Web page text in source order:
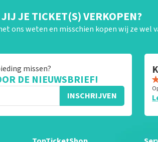
JE TICKET(S) VERKOPEN?
ons weten en misschien kopen wij ze wel
missen?
DE NIEUWSBRIEF!
INSCHRIJVEN